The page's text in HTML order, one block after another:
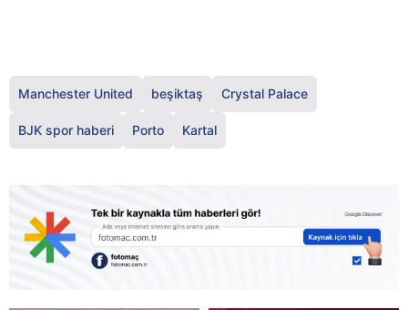
Manchester United beşiktaş Crystal Palace
BJK spor haberi Porto Kartal